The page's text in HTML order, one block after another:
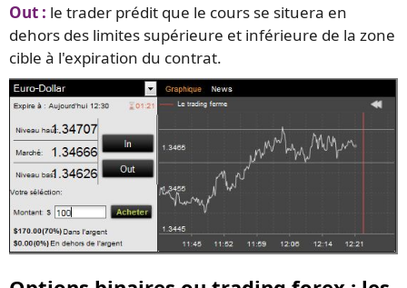
Out : le trader prédit que le cours se situera en
dehors des limites supérieure et inférieure de la zone
cible à l'expiration du contrat.